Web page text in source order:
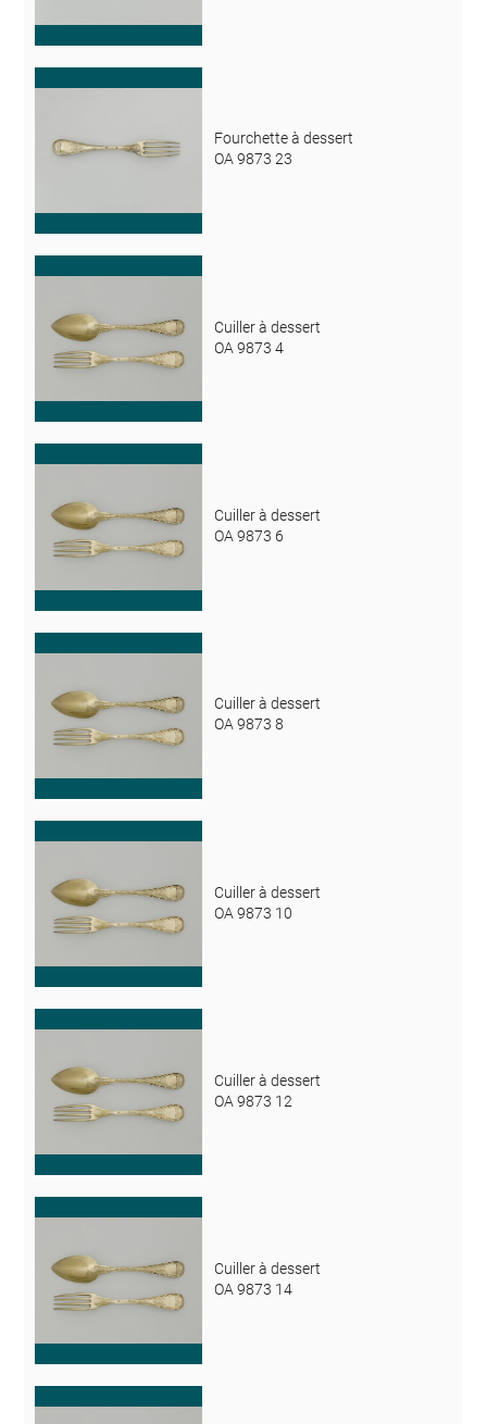
Fourchette à dessert
OA 9873 23
Cuiller à dessert
OA 9873 4
Cuiller à dessert
OA 9873 6
Cuiller à dessert
OA 9873 8
Cuiller à dessert
OA 9873 10
Cuiller à dessert
OA 9873 12
Cuiller à dessert
OA 9873 14